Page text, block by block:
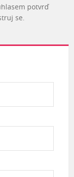
potvrď
se.